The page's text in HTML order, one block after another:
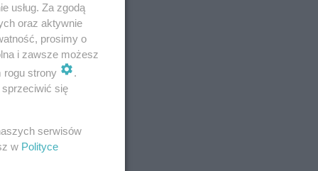
jechał z
usług. Za zgodą
oraz aktywnie
prosimy o
i zawsze możesz
rogu strony
.
się
serwisów
w Polityce